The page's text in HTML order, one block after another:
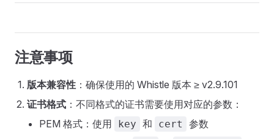
注意事项
版本兼容性 ：确保使用的 Whistle 版本 ≥ v2.9.101
证书格式 ：不同格式的证书需要使用对应的参数：
PEM 格式：使用
key 和 cert
参数